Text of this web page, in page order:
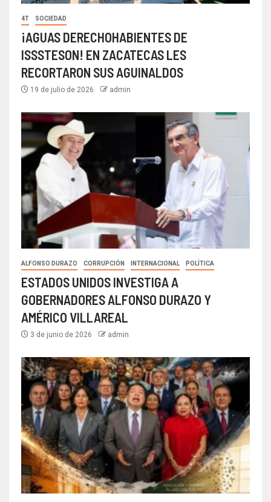
4T SOCIEDAD
¡AGUAS DERECHOHABIENTES DE
ISSSTESON! EN ZACATECAS LES
RECORTARON SUS AGUINALDOS
19 de julio de 2026 admin
ALFONSO DURAZO CORRUPCIÓN INTERNACIONAL POLÍTICA
ESTADOS UNIDOS INVESTIGA A
GOBERNADORES ALFONSO DURAZO Y
AMÉRICO VILLAREAL
3 de junio de 2026 admin